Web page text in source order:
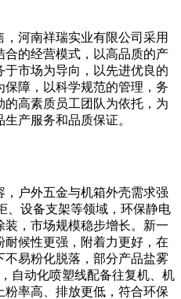
河南祥瑞实业有限公司采用
合的经营模式，以高品质的产
市场为导向，以先进优良的
保障，以科学规范的管理，务
的高素质员工团队为依托，为
产服务和品质保证。
户外五金与机箱外壳需求强
、设备支架等领域，环保静电
装，市场规模稳步增长。新一
候性更强，附着力更好，在
不易粉化脱落，部分产品盐雾
自动化喷塑线配备往复机、机
率高、排放更低，符合环保